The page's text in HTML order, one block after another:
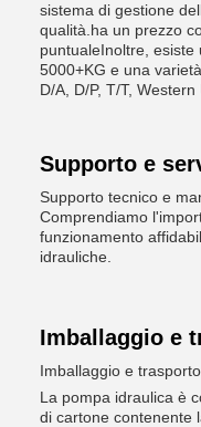
sistema di gestione
qualità.ha un prezzo
puntualeInoltre,
5000+KG e una
D/A, D/P, T/T,
Supporto e
Supporto tecnico e
Comprendiamo
funzionamento
idrauliche.
Imballaggio e
Imballaggio e
La pompa idraulica è
di cartone contenente